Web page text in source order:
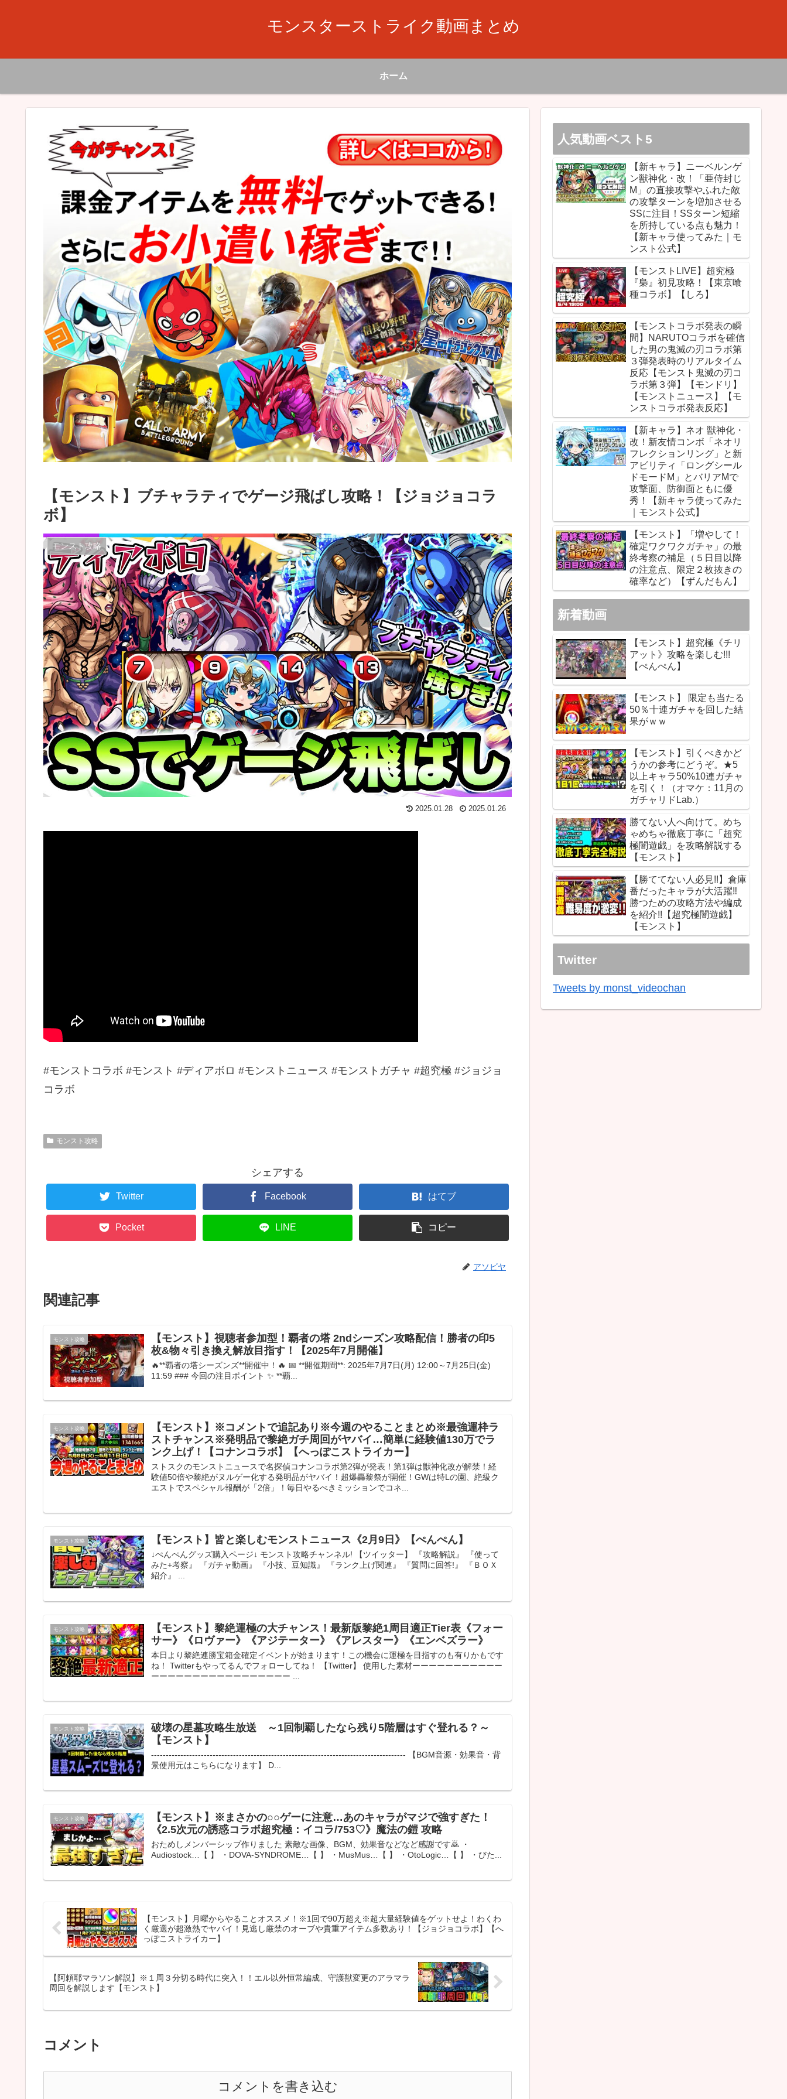
モンスターストライク動画まとめ
ホーム
【モンスト】ブチャラティでゲージ飛ばし攻略！【ジョジョコラ
ボ】
モンスト攻略
2025.01.28 2025.01.26
#モンストコラボ #モンスト #ディアボロ #モンストニュース #モンストガチャ #超究極 #ジョジョ
コラボ
モンスト攻略
シェアする
Twitter Facebook はてブ
Pocket LINE コピー
アソビヤ
関連記事
モンスト攻略
【モンスト】視聴者参加型！覇者の塔 2ndシーズン攻略配信！勝者の印5
枚&物々引き換え解放目指す！【2025年7月開催】
🔥**覇者の塔シーズンズ**開催中！🔥 📅 **開催期間**: 2025年7月7日(月) 12:00～7月25日(金)
11:59 ### 今回の注目ポイント ✨ **覇...
モンスト攻略
【モンスト】※コメントで追記あり※今週のやることまとめ※最強運枠ラ
ストチャンス※発明品で黎絶ガチ周回がヤバイ…簡単に経験値130万でラ
ンク上げ！【コナンコラボ】【へっぽこストライカー】
ストスクのモンストニュースで名探偵コナンコラボ第2弾が発表！第1弾は獣神化改が解禁！経
験値50倍や黎絶がヌルゲー化する発明品がヤバイ！超爆轟黎祭が開催！GWは特Lの園、絶級ク
エストでスペシャル報酬が「2倍」！毎日やるべきミッションでコネ...
モンスト攻略 【モンスト】皆と楽しむモンストニュース《2月9日》【ぺんぺん】
↓ぺんぺんグッズ購入ページ↓ モンスト攻略チャンネル! 【ツイッター】 『攻略解説』 『使って
みた+考察』 『ガチャ動画』 『小技、豆知識』 『ランク上げ関連』 『質問に回答!』 『ＢＯＸ
紹介』 ...
モンスト攻略
【モンスト】黎絶運極の大チャンス！最新版黎絶1周目適正Tier表《フォー
サー》《ロヴァー》《アジテーター》《アレスター》《エンベズラー》
本日より黎絶連勝宝箱金確定イベントが始まります！この機会に運極を目指すのも有りかもです
ね！ Twitterもやってるんでフォローしてね！ 【Twitter】 使用した素材ーーーーーーーーーーー
ーーーーーーーーーーーーーーーーー ...
モンスト攻略
破壊の星墓攻略生放送 ～1回制覇したなら残り5階層はすぐ登れる？～
【モンスト】
--------------------------------------------------------------------------------------- 【BGM音源・効果音・背
景使用元はこちらになります】 D...
モンスト攻略
【モンスト】※まさかの○○ゲーに注意…あのキャラがマジで強すぎた！
《2.5次元の誘惑コラボ超究極：イコラ/753♡》魔法の鎧 攻略
おためしメンバーシップ作りました 素敵な画像、BGM、効果音などなど感謝です🙇 ・
Audiostock…【 】 ・DOVA-SYNDROME…【 】 ・MusMus…【 】 ・OtoLogic…【 】 ・びた...
【モンスト】月曜からやることオススメ！※1回で90万超え※超大量経験値をゲットせよ！わくわ
く厳選が超激熱でヤバイ！見逃し厳禁のオーブや貴重アイテム多数あり！【ジョジョコラボ】【へ
っぽこストライカー】
【阿頼耶マラソン解説】※１周３分切る時代に突入！！エル以外恒常編成、守護獣変更のアラマラ
周回を解説します【モンスト】
コメント
コメントを書き込む
人気動画ベスト5
【新キャラ】ニーベルンゲ
ン獣神化・改！「亜侍封じ
M」の直接攻撃やふれた敵
の攻撃ターンを増加させる
SSに注目！SSターン短縮
を所持している点も魅力！
【新キャラ使ってみた｜モ
ンスト公式】
【モンストLIVE】超究極
『梟』初見攻略！【東京喰
種コラボ】【しろ】
【モンストコラボ発表の瞬
間】NARUTOコラボを確信
した男の鬼滅の刃コラボ第
３弾発表時のリアルタイム
反応【モンスト鬼滅の刃コ
ラボ第３弾】【モンドリ】
【モンストニュース】【モ
ンストコラボ発表反応】
【新キャラ】ネオ 獣神化・
改！新友情コンボ「ネオリ
フレクションリング」と新
アビリティ「ロングシール
ドモードM」とバリアMで
攻撃面、防御面ともに優
秀！【新キャラ使ってみた
｜モンスト公式】
【モンスト】「増やして！
確定ワクワクガチャ」の最
終考察の補足（５日目以降
の注意点、限定２枚抜きの
確率など）【ずんだもん】
新着動画
【モンスト】超究極《チリ
アット》攻略を楽しむ!!!
【ぺんぺん】
【モンスト】 限定も当たる
50％十連ガチャを回した結
果がｗｗ
【モンスト】引くべきかど
うかの参考にどうぞ。★5
以上キャラ50%10連ガチャ
を引く！（オマケ：11月の
ガチャリドLab.）
勝てない人へ向けて。めち
ゃめちゃ徹底丁寧に「超究
極闇遊戯」を攻略解説する
【モンスト】
【勝ててない人必見!!】倉庫
番だったキャラが大活躍‼︎
勝つための攻略方法や編成
を紹介!!【超究極闇遊戯】
【モンスト】
Twitter
Tweets by monst_videochan